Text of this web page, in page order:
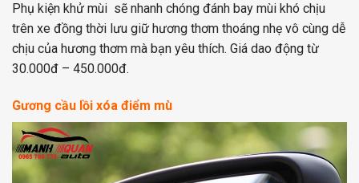
Phụ kiện khử mùi sẽ nhanh chóng đánh bay mùi khó chịu
trên xe đồng thời lưu giữ hương thơm thoáng nhẹ vô cùng dễ
chịu của hương thơm mà bạn yêu thích. Giá dao động từ
30.000đ – 450.000đ.
Gương cầu lồi xóa điểm mù